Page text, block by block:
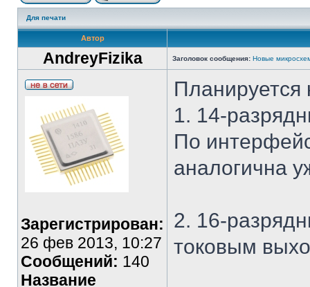
Для печати
Автор
AndreyFizika Заголовок сообщения: Новые
Зарегистрирован:
26 фев 2013, 10:27
Сообщений: 140
Название
Планируется
1. 14-
По
аналогична
2. 16-
токовым